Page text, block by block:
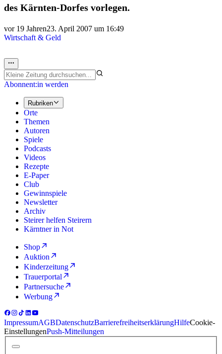
des Kärnten-Dorfes vorlegen.
vor 19 Jahren23. April 2007 um 16:49
Wirtschaft & Geld
Abonnent:in werden
Rubriken
Orte
Themen
Autoren
Spiele
Podcasts
Videos
Rezepte
E-Paper
Club
Gewinnspiele
Newsletter
Archiv
Steirer helfen Steirern
Kärntner in Not
Shop
Auktion
Kinderzeitung
Trauerportal
Partnersuche
Werbung
ImpressumAGBDatenschutzBarrierefreiheitserklärungHilfeCookie-
EinstellungenPush-Mitteilungen